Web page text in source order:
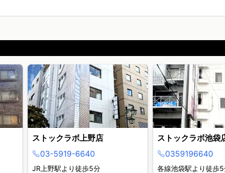
ストックラボ上野店
03-5919-6640
JR上野駅より徒歩5分
ストックラボ池袋
0359196640
各線池袋駅より徒歩